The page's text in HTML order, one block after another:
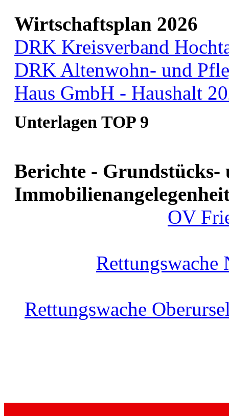
Wirtschaftsplan 2026
DRK Kreisverband
DRK Altenwohn- und
Haus GmbH - Haushalt
Unterlagen TOP 9
Berichte - Grundstücks-
OV
Rettungswache
Rettungswache